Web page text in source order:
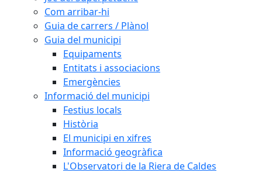
Com arribar-hi
Guia de carrers / Plànol
Guia del municipi
Equipaments
Entitats i associacions
Emergències
Informació del municipi
Festius locals
Història
El municipi en xifres
Informació geogràfica
L'Observatori de la Riera de Caldes